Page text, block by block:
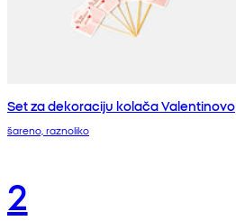
Set za dekoraciju kolača Valentinovo
šareno, raznoliko
2